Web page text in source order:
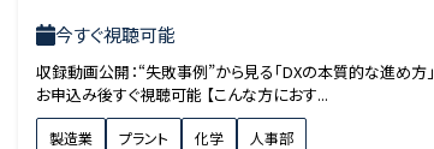
今すぐ視聴可能
収録動画公開：“失敗事例”から見る「DXの本質的な進め方」
お申込み後すぐ視聴可能 【こんな方におす...
製造業 プラント 化学 人事部